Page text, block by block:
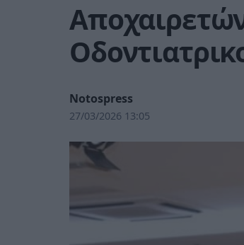
Notospress
27/03/2026 13:05